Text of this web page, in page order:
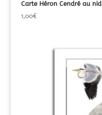
Carte Héron Cendré au nid
1,00€